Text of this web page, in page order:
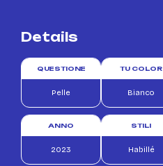
Details
QUESTIONE
Pelle
TU COLOR
Bianco
ANNO
2023
STILI
Habillé